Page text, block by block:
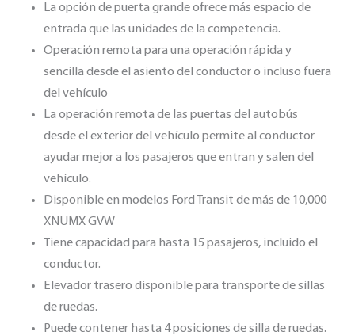
La opción de puerta grande ofrece más espacio de
entrada que las unidades de la competencia.
Operación remota para una operación rápida y
sencilla desde el asiento del conductor o incluso fuera
del vehículo
La operación remota de las puertas del autobús
desde el exterior del vehículo permite al conductor
ayudar mejor a los pasajeros que entran y salen del
vehículo.
Disponible en modelos Ford Transit de más de 10,000
XNUMX GVW
Tiene capacidad para hasta 15 pasajeros, incluido el
conductor.
Elevador trasero disponible para transporte de sillas
de ruedas.
Puede contener hasta 4 posiciones de silla de ruedas.